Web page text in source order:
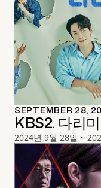
SEPTEMBER 28,
KBS2. 다리
2024년 9월 28일 ~